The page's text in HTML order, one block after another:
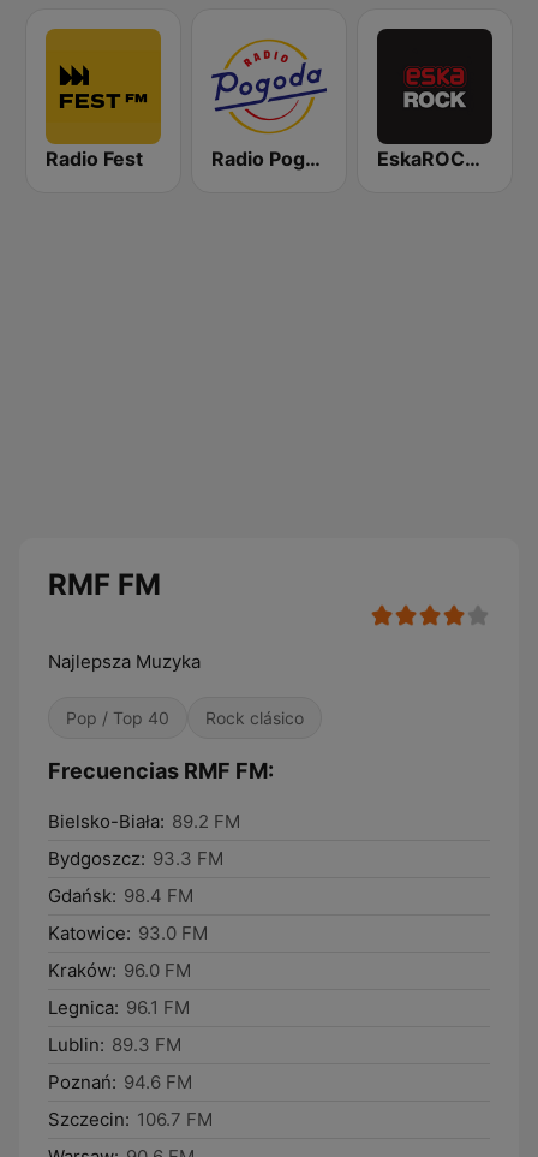
Radio Fest Radio Pogoda EskaROCK Warszawa
RMF FM
Najlepsza Muzyka
Pop / Top 40 Rock clásico
Frecuencias RMF FM:
Bielsko-Biała: 89.2 FM
Bydgoszcz: 93.3 FM
Gdańsk: 98.4 FM
Katowice: 93.0 FM
Kraków: 96.0 FM
Legnica: 96.1 FM
Lublin: 89.3 FM
Poznań: 94.6 FM
Szczecin: 106.7 FM